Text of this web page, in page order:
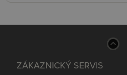
ZÁKAZNICKÝ SERVIS